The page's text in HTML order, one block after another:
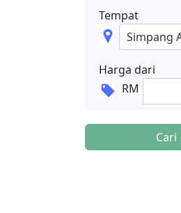
Tempat
Harga dari
RM
Cari